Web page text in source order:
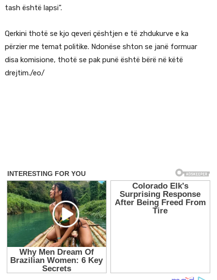
tash është lapsi”.
Qerkini thotë se kjo qeveri çështjen e të zhdukurve e ka
përzier me temat politike. Ndonëse shton se janë formuar
disa komisione, thotë se pak punë është bërë në këtë
drejtim./eo/